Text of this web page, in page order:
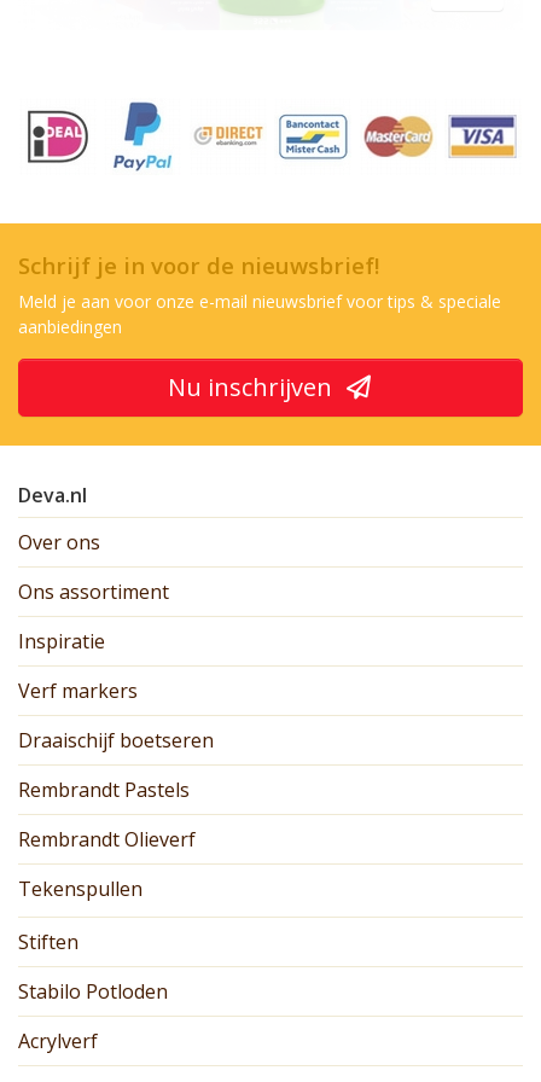
Schrijf je in voor de nieuwsbrief!
Meld je aan voor onze e-mail nieuwsbrief voor tips & speciale
aanbiedingen
Nu inschrijven
Deva.nl
Over ons
Ons assortiment
Inspiratie
Verf markers
Draaischijf boetseren
Rembrandt Pastels
Rembrandt Olieverf
Tekenspullen
Stiften
Stabilo Potloden
Acrylverf